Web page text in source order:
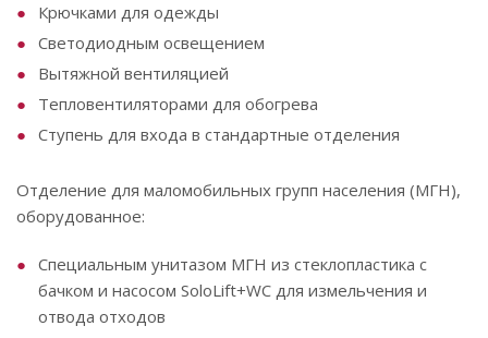
Крючками для одежды
Светодиодным освещением
Вытяжной вентиляцией
Тепловентиляторами для обогрева
Ступень для входа в стандартные отделения
Отделение для маломобильных групп населения (МГН),
оборудованное:
Специальным унитазом МГН из стеклопластика с
бачком и насосом SoloLift+WC для измельчения и
отвода отходов